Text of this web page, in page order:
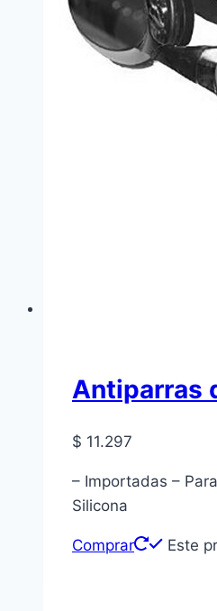
Antiparras
$ 11.297
– Importadas –
Silicona
Comprar Este